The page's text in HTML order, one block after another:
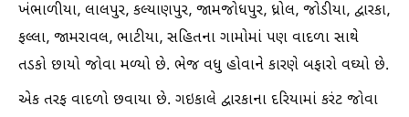
ખંભાળીયા, લાલપુર, કલ્યાણપુર, જામજોધપુર, ધ્રોલ, જોડીયા, દ્વારકા,
ફલ્લા, જામરાવલ, ભાટીયા, સહિતના ગામોમાં પણ વાદળા સાથે
તડકો છાયો જોવા મળ્યો છે. ભેજ વધુ હોવાને કારણે બફારો વઘ્યો છે.
એક તરફ વાદળો છવાયા છે. ગઇકાલે દ્વારકાના દરિયામાં કરંટ જોવા